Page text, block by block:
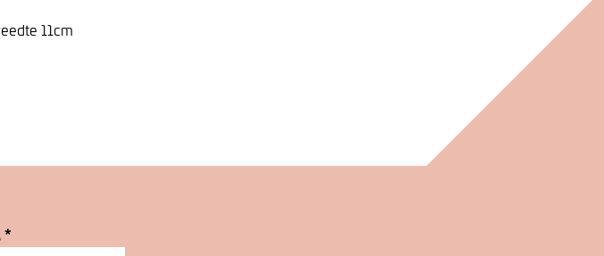
11cm
*